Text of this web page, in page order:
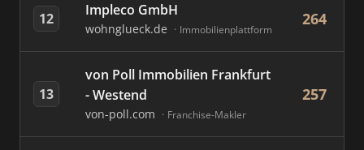
12 Impleco GmbH
wohnglueck.de Immobilienplattform
264
13
von Poll Immobilien Frankfurt
- Westend
von-poll.com Franchise-Makler
257